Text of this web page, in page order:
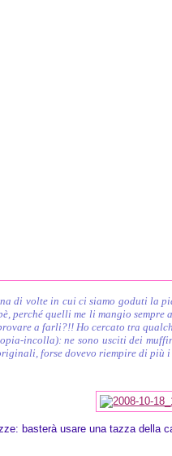
di volte in cui ci siamo goduti la
perché quelli me li mangio sempre
a farli?!! Ho cercato tra
incolla): ne sono usciti dei
forse dovevo riempire di
basterà usare una tazza della